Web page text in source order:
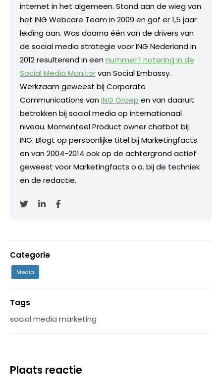
internet in het algemeen. Stond aan de wieg van
het ING Webcare Team in 2009 en gaf er 1,5 jaar
leiding aan. Was daarna één van de drivers van
de social media strategie voor ING Nederland in
2012 resulterend in eennummer 1 notering in de
Social Media Monitorvan Social Embassy.
Werkzaam geweest bij Corporate
Communications vanING Groep en van daaruit
betrokken bij social media op internationaal
niveau. Momenteel Product owner chatbot bij
ING. Blogt op persoonlijke titel bij Marketingfacts
en van 2004-2014 ook op de achtergrond actief
geweest voor Marketingfacts o.a. bij de techniek
en de redactie.
Categorie
Media
Tags
social media marketing
Plaats reactie